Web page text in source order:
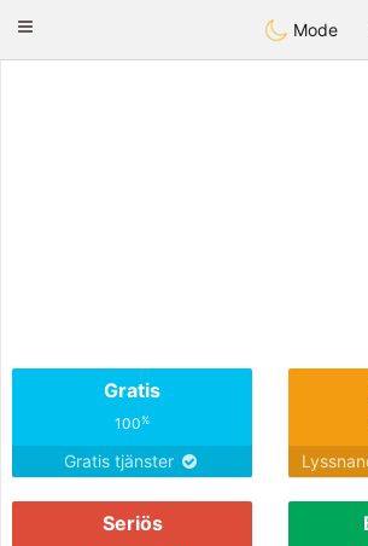
Tunisia Dating
Toggle
Mode
Gratis
100%
Gratis tjänster
Seriös